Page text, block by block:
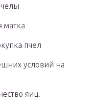
матка
пчел
условий на
яиц.